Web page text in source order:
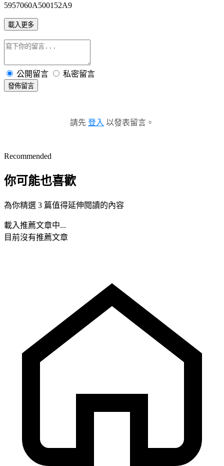
5957060A500152A9
載入更多
公開留言 私密留言
發佈留言
請先 登入 以發表留言。
Recommended
你可能也喜歡
為你精選 3 篇值得延伸閱讀的內容
載入推薦文章中...
目前沒有推薦文章